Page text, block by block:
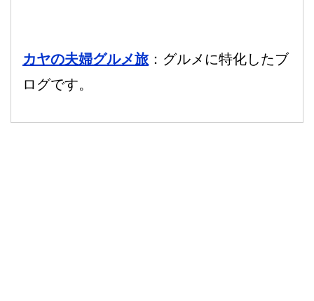
カヤの夫婦グルメ旅 ：グルメに特化したブ
ログです。